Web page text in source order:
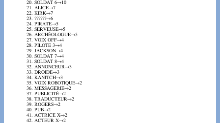
SOLDAT 6→10
ALICE→7
KIRK→7
??????→6
PIRATE→5
SERVEUSE→5
ARCHÉOLOGUE→5
VOIX OFF→4
PILOTE 3→4
JACKSON→4
SOLDAT 7→4
SOLDAT 8→4
ANNONCEUR→3
DROIDE→3
KANITCH→3
VOIX ROBOTIQUE→2
MESSAGERIE→2
PUBLICITÉ→2
TRADUCTEUR→2
ROGERS→2
PUB→2
ACTRICE X→2
ACTEUR X→2